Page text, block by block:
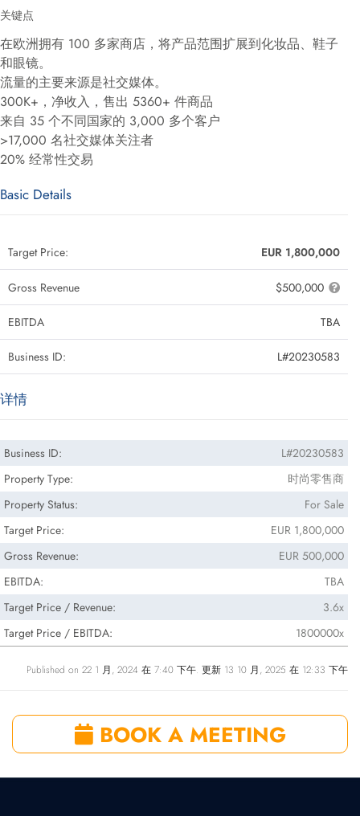
关键点
在欧洲拥有 100 多家商店，将产品范围扩展到化妆品、鞋子
和眼镜。
流量的主要来源是社交媒体。
300K+，净收入，售出 5360+ 件商品
来自 35 个不同国家的 3,000 多个客户
>17,000 名社交媒体关注者
20% 经常性交易
Basic Details
Target Price: EUR 1,800,000
Gross Revenue $500,000
EBITDA TBA
Business ID: L#20230583
详情
Business ID:
L#20230583
Property Type:
时尚零售商
Property Status:
For Sale
Target Price:
EUR 1,800,000
Gross Revenue:
EUR 500,000
EBITDA:
TBA
Target Price / Revenue:
3.6x
Target Price / EBITDA:
1800000x
Published on 22 1 月, 2024 在 7:40 下午. 更新 13 10 月, 2025 在 12:33 下午
BOOK A MEETING